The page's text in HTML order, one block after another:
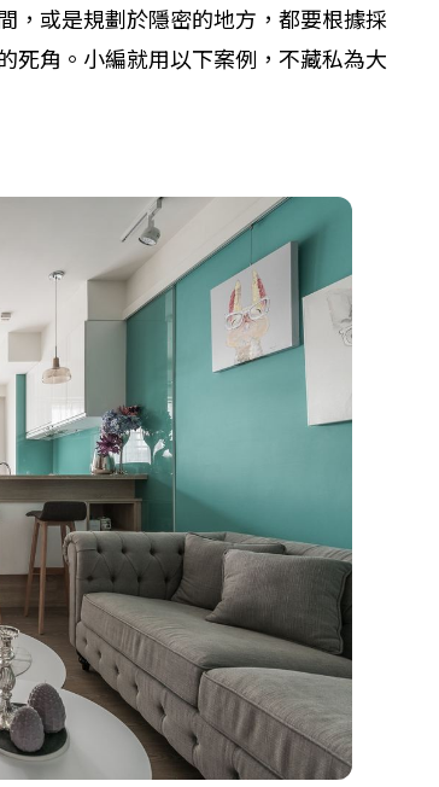
，或是規劃於隱密的地方，都要根據採
死角。小編就用以下案例，不藏私為大